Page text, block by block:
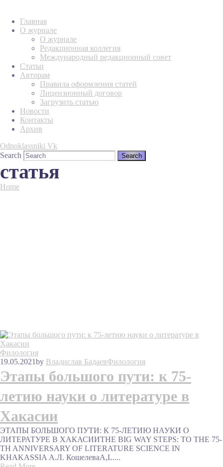
Главная
О журнале
О журнале
Редакционная коллегия
Международный редакционный совет
Статьи
Авторам
Правила оформления статей
Лицензионный договор
Загрузить статью
Новости
Контакты
Архив
Odnoklassniki Vk
Search
статья
Home
Филология
19.05.2021by Владислав БадаевФилология
Этапы большого пути: к 75-
летию науки о литературе в
Хакасии
ЭТАПЫ БОЛЬШОГО ПУТИ: К 75-ЛЕТИЮ НАУКИ О
ЛИТЕРАТУРЕ В ХАКАСИИTHE BIG WAY STEPS: TO THE 75-
TH ANNIVERSARY OF LITERATURE SCIENCE IN
KHAKASSIA А.Л. КошелеваA,L....